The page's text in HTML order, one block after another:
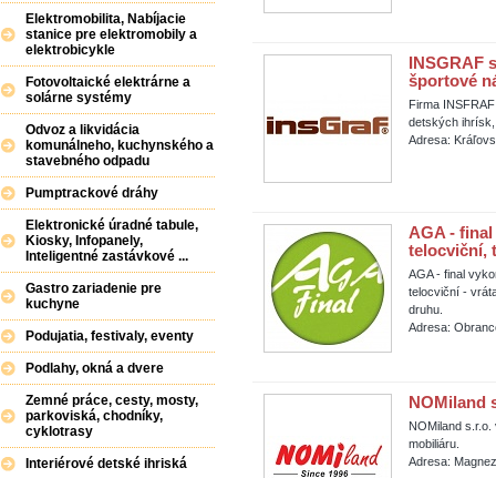
Elektromobilita, Nabíjacie
stanice pre elektromobily a
elektrobicykle
Fotovoltaické elektrárne a
solárne systémy
Odvoz a likvidácia
komunálneho, kuchynského a
stavebného odpadu
Pumptrackové dráhy
Elektronické úradné tabule,
Kiosky, Infopanely,
Inteligentné zastávkové ...
Gastro zariadenie pre
kuchyne
Podujatia, festivaly, eventy
Podlahy, okná a dvere
Zemné práce, cesty, mosty,
parkoviská, chodníky,
cyklotrasy
Interiérové detské ihriská
INSGRAF
športové
Firma
detských
Adresa:
AGA -
telocviční,
AGA - final
telocviční -
druhu.
Adresa:
NOMiland
NOMiland
mobiliáru.
Adresa: